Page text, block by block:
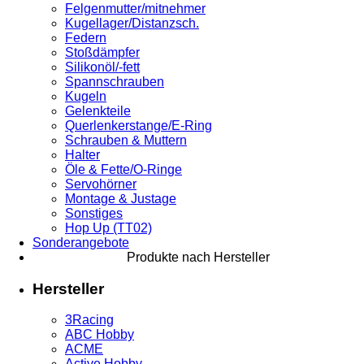
Felgenmutter/mitnehmer
Kugellager/Distanzsch.
Federn
Stoßdämpfer
Silikonöl/-fett
Spannschrauben
Kugeln
Gelenkteile
Querlenkerstange/E-Ring
Schrauben & Muttern
Halter
Öle & Fette/O-Ringe
Servohörner
Montage & Justage
Sonstiges
Hop Up (TT02)
Sonderangebote
Produkte nach Hersteller
Hersteller
3Racing
ABC Hobby
ACME